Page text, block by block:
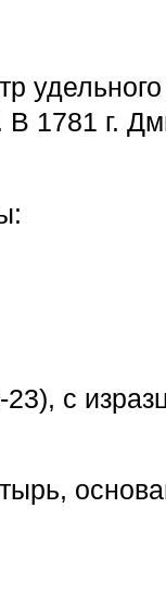
1781 г.
23), с